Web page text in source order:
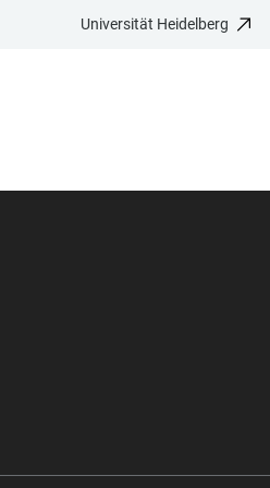
Universität Heidelberg